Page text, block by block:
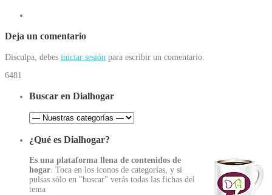
Deja un comentario
Disculpa, debes iniciar sesión para escribir un comentario.
6481
Buscar en Dialhogar
¿Qué es Dialhogar?
Es una plataforma llena de contenidos de
hogar. Toca en los iconos de categorías, y si
pulsas sólo en "buscar" verás todas las fichas del
tema